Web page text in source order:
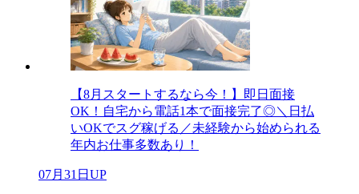
【8月スタートするなら今！】即日面接
OK！自宅から電話1本で面接完了◎＼日払
いOKでスグ稼げる／未経験から始められる
年内お仕事多数あり！
07月31日UP